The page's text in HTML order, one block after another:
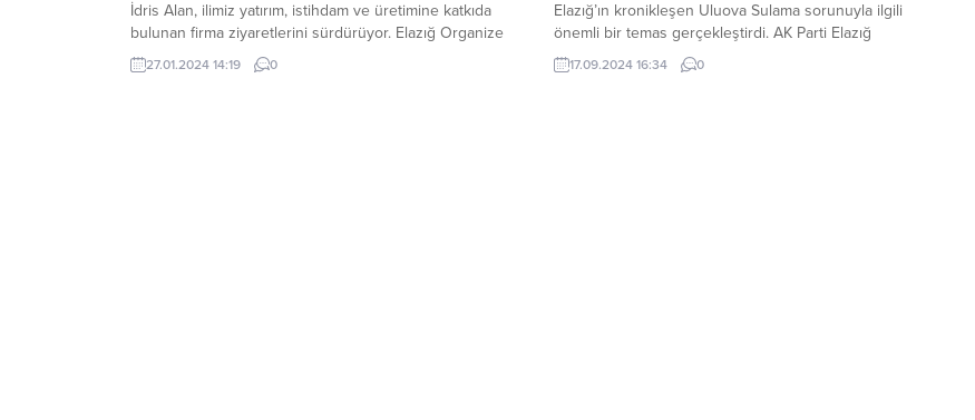
İdris Alan, ilimiz yatırım, istihdam ve üretimine katkıda
bulunan firma ziyaretlerini sürdürüyor. Elazığ Organize
Sanayi Bölgesi’nde faaliyet gösteren Hilal Piliç tesislerini
ziyaret eden Başkan Alan, firma Yönetim Kurulu Başkanı
27.01.2024 14:19 0
Elazığ’ın kronikleşen Uluova Sulama sorunuyla ilgili
önemli bir temas gerçekleştirdi. AK Parti Elazığ
Milletvekili Mahmut Rıdvan Nazırlı, şehrin sorunlarının
çözümü ve taleplerine yönelik bugün Ankara’da önemli
17.09.2024 16:34 0